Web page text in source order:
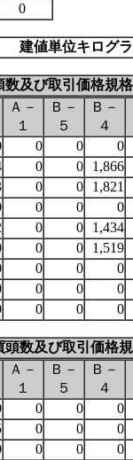
0
建値単位キログ
数及び取引価格規
Ａ－
１
Ｂ－
５
Ｂ－
４
0 0
0
0 0
1,866
0 0 1,821
0 0
0
0 0
1,434
0 0
1,519
0 0
0
0 0
0
0 0 0
頭数及び取引価格
Ａ－
１
Ｂ－
５
Ｂ－
４
0 0
0
0 0
0
0 0 0